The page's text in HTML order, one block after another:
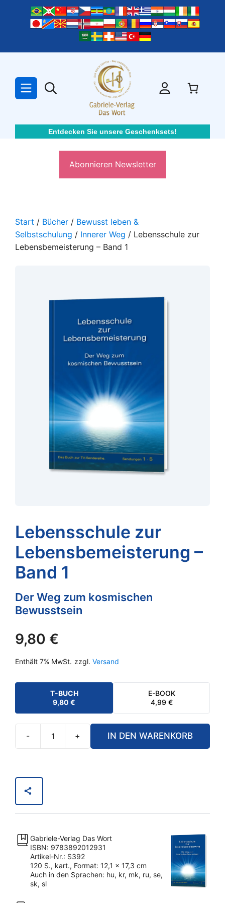
springen
Entdecken Sie unsere Geschenksets!
Abonnieren Newsletter
Start / Bücher / Bewusst leben &
Selbstschulung / Innerer Weg / Lebensschule zur
Lebensbemeisterung – Band 1
Lebensschule zur
Lebensbemeisterung –
Band 1
Der Weg zum kosmischen
Bewusstsein
9,80 €
Enthält 7% MwSt. zzgl. Versand
T-BUCH
9,80 €
E-BOOK
4,99 €
-
Lebensschule
Menge
+ IN DEN WARENKORB
Gabriele-Verlag Das Wort
ISBN: 9783892012931
Artikel-Nr.: S392
120 S., kart., Format: 12,1 x 17,3 cm
Auch in den Sprachen: hu, kr, mk, ru, se,
sk, sl